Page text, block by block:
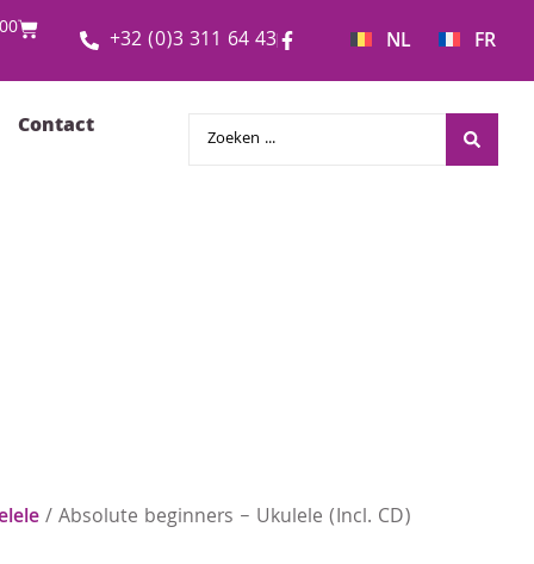
+32 (0)3 311 64 43 NL FR
Contact
/ Absolute beginners – Ukulele (Incl. CD)